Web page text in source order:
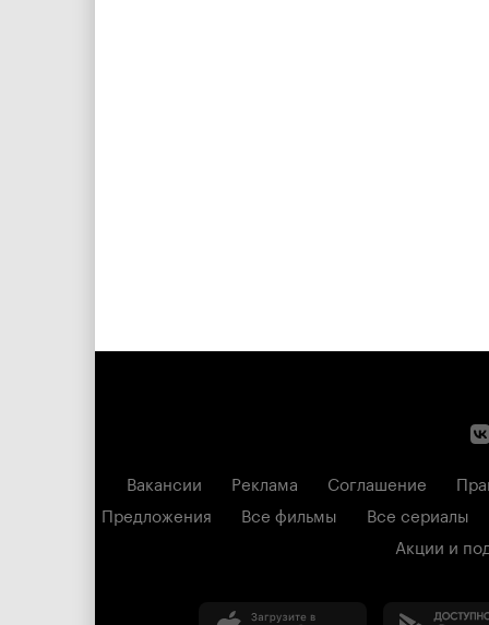
Вакансии Реклама Соглашение
Предложения
Все фильмы
Все сериалы
Акции и